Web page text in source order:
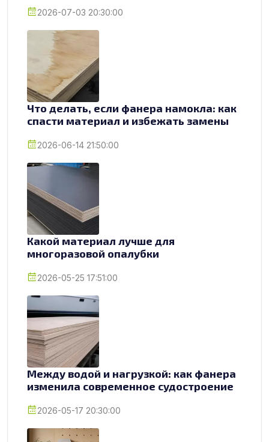
2026-07-03 20:30:00
Что делать, если фанера намокла: как
спасти материал и избежать замены
2026-06-14 21:50:00
Какой материал лучше для
многоразовой опалубки
2026-05-25 17:51:00
Между водой и нагрузкой: как фанера
изменила современное судостроение
2026-05-17 20:30:00